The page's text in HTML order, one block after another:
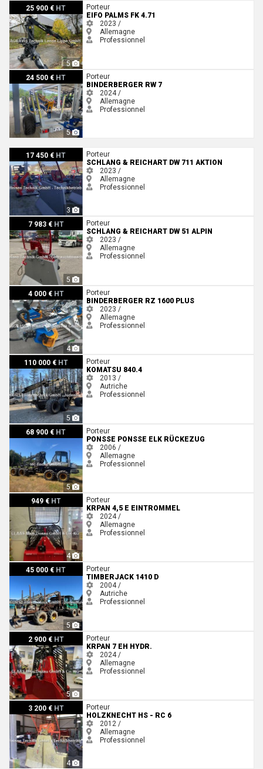
25 900 € HT
5
EiFo PALMS FK 4.71
Porteur
EIFO PALMS FK 4.71
2023 /
Allemagne
Professionnel
24 500 € HT
5
Binderberger RW 7
Porteur
BINDERBERGER RW 7
2024 /
Allemagne
Professionnel
17 450 € HT
3
Schlang & Reichart DW 711 Aktion
Porteur
SCHLANG & REICHART DW 711 AKTION
2023 /
Allemagne
Professionnel
7 983 € HT
5
Schlang & Reichart DW 51 Alpin
Porteur
SCHLANG & REICHART DW 51 ALPIN
2023 /
Allemagne
Professionnel
4 000 € HT
4
Binderberger RZ 1600 PLUSPorteur
BINDERBERGER RZ 1600 PLUS
2023 /
Allemagne
Professionnel
110 000 € HT
5
Komatsu 840.4
Porteur
KOMATSU 840.4
2013 /
Autriche
Professionnel
68 900 € HT
5
Ponsse Ponsse ELK Rückezug
Porteur
PONSSE PONSSE ELK RÜCKEZUG
2006 /
Allemagne
Professionnel
949 € HT
4
Krpan 4,5 E EINTROMMELPorteur
KRPAN 4,5 E EINTROMMEL
2024 /
Allemagne
Professionnel
45 000 € HT
5
Timberjack 1410 D
Porteur
TIMBERJACK 1410 D
2004 /
Autriche
Professionnel
2 900 € HT
5
Krpan 7 EH HYDR.
Porteur
KRPAN 7 EH HYDR.
2024 /
Allemagne
Professionnel
3 200 € HT
4
Holzknecht HS - RC 6
Porteur
HOLZKNECHT HS - RC 6
2012 /
Allemagne
Professionnel